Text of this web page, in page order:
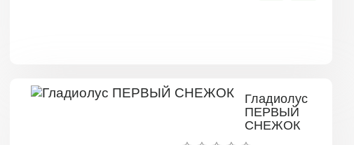
Гладиолус
ПЕРВЫЙ
СНЕЖОК